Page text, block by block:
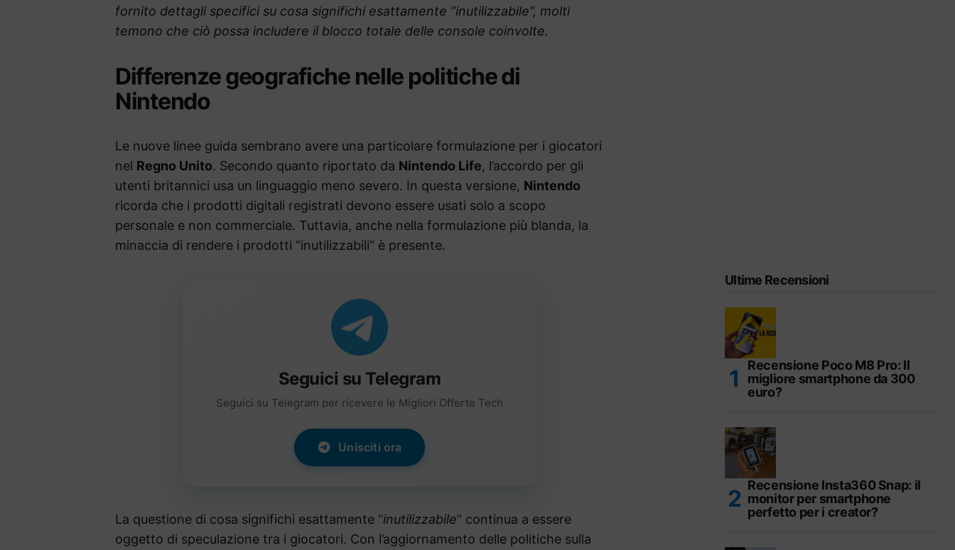
fornito dettagli specifici su cosa significhi esattamente “inutilizzabile”, molti
temono che ciò possa includere il blocco totale delle console coinvolte.
Differenze geografiche nelle politiche di
Nintendo
Le nuove linee guida sembrano avere una particolare formulazione per i giocatori
nel Regno Unito. Secondo quanto riportato da Nintendo Life, l’accordo per gli
utenti britannici usa un linguaggio meno severo. In questa versione, Nintendo
ricorda che i prodotti digitali registrati devono essere usati solo a scopo
personale e non commerciale. Tuttavia, anche nella formulazione più blanda, la
minaccia di rendere i prodotti “inutilizzabili” è presente.
Seguici su Telegram
Seguici su Telegram per ricevere le Migliori Offerte Tech
Unisciti ora
La questione di cosa significhi esattamente “inutilizzabile” continua a essere
oggetto di speculazione tra i giocatori. Con l’aggiornamento delle politiche sulla
Ultime Recensioni
Recensione Poco M8 Pro: Il
migliore smartphone da 300
euro?
Recensione Insta360 Snap: il
monitor per smartphone
perfetto per i creator?